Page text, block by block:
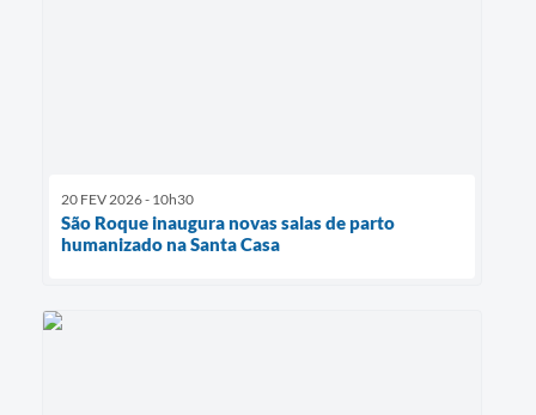
20 FEV 2026 - 10h30
São Roque inaugura novas salas de parto
humanizado na Santa Casa